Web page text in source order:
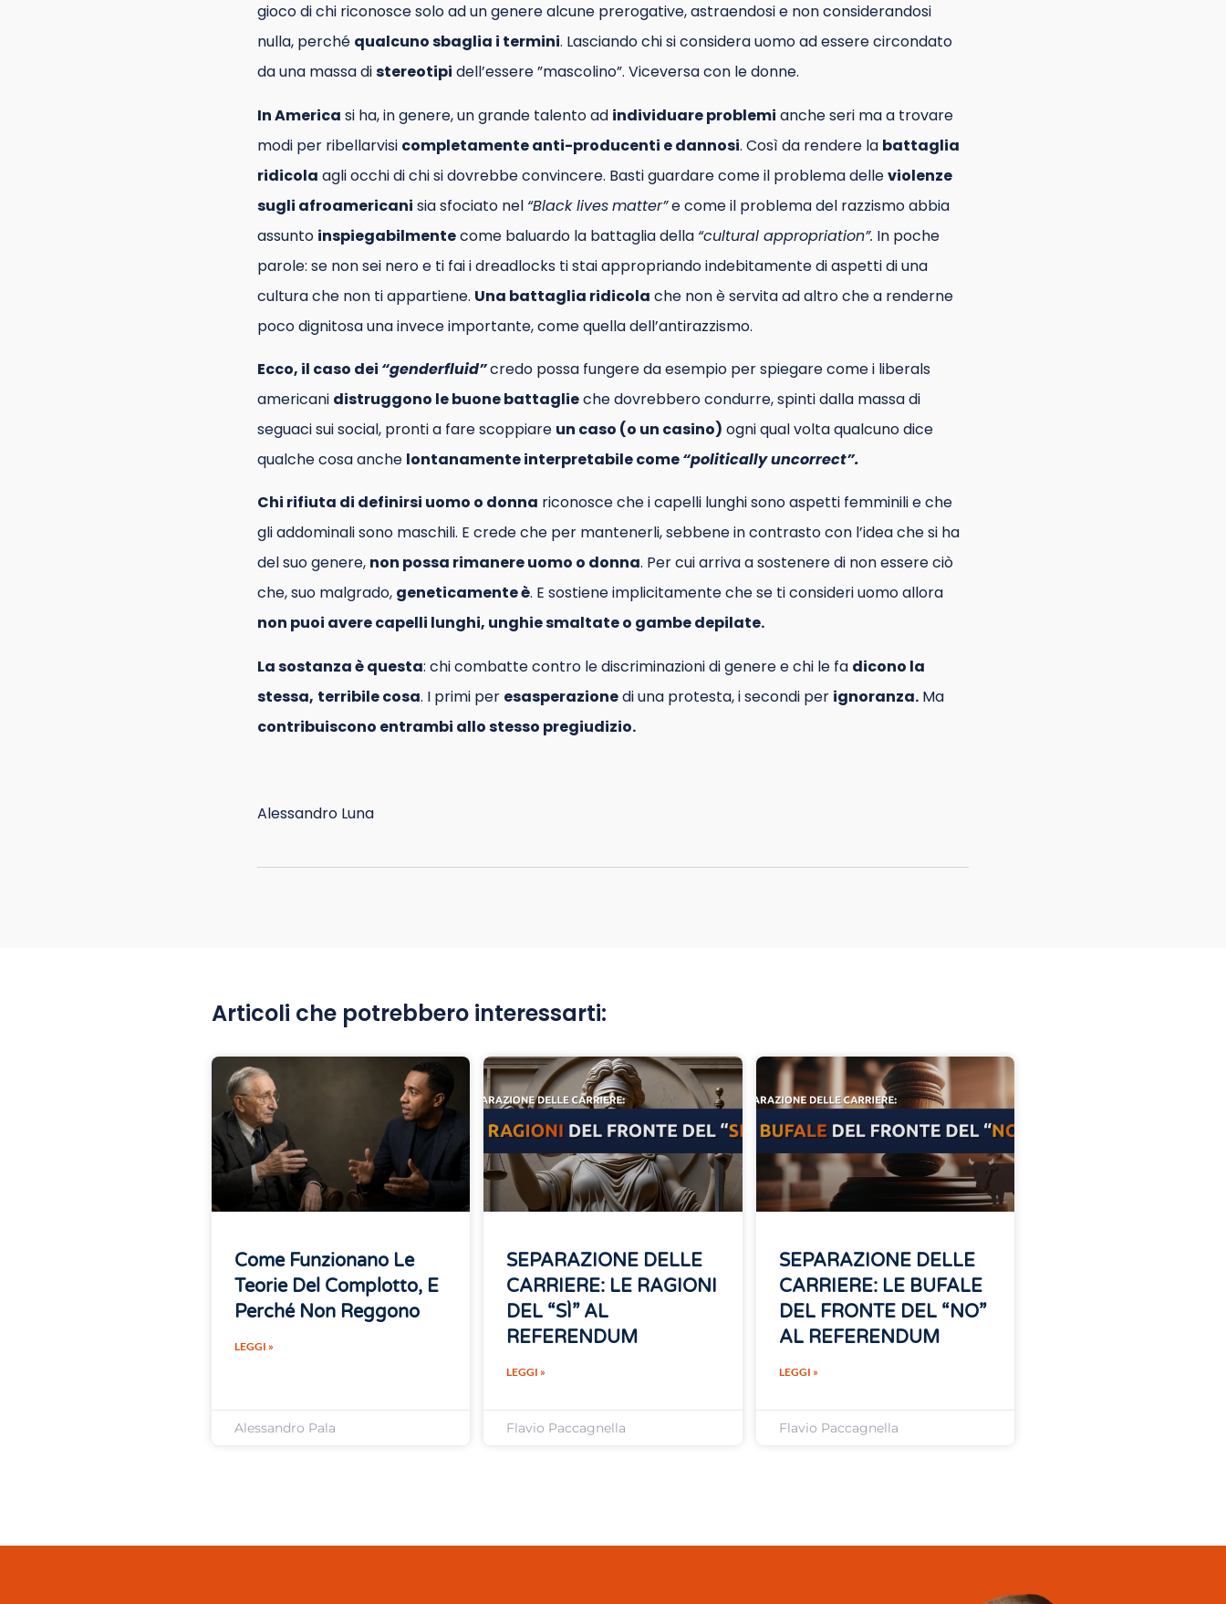
gioco di chi riconosce solo ad un genere alcune prerogative, astraendosi e non considerandosi
nulla, perché qualcuno sbaglia i termini. Lasciando chi si considera uomo ad essere circondato
da una massa distereotipi dell’essere ”mascolino”. Viceversa con le donne.
In America si ha, in genere, un grande talento ad individuare problemi anche seri ma a trovare
modi per ribellarvisi completamente anti-producenti e dannosi. Così da rendere la battaglia
ridicola agli occhi di chi si dovrebbe convincere. Basti guardare come il problema delleviolenze
sugli afroamericani sia sfociato nel “Black livesmatter”e come il problema del razzismo abbia
assunto inspiegabilmentecome baluardo la battaglia della “cultural appropriation”. In poche
parole: se non sei nero e ti fai i dreadlocks ti stai appropriando indebitamente di aspetti di una
cultura che non ti appartiene. Una battaglia ridicola che non è servita ad altro che a renderne
poco dignitosa una invece importante, come quella dell’antirazzismo.
Ecco, il caso dei “genderfluid”credo possa fungere da esempio per spiegare come i liberals
americani distruggono le buone battaglieche dovrebbero condurre, spinti dalla massa di
seguaci sui social, pronti a fare scoppiare un caso (o un casino) ogni qual volta qualcuno dice
qualche cosa anche lontanamente interpretabile come“politically uncorrect”.
Chi rifiuta di definirsi uomo o donna riconosce che i capelli lunghi sono aspetti femminili e che
gli addominali sono maschili. E crede che per mantenerli, sebbene in contrasto con l’idea che si ha
del suo genere, non possa rimanere uomo o donna. Per cui arriva a sostenere di non essere ciò
che, suo malgrado, geneticamente è. E sostiene implicitamente che se ti consideri uomo allora
non puoi avere capelli lunghi, unghie smaltate o gambe depilate.
La sostanza è questa: chi combatte contro le discriminazioni di genere e chi le fa dicono la
stessa, terribile cosa. I primi per esasperazionedi una protesta, i secondi per ignoranza. Ma
contribuiscono entrambi allo stesso pregiudizio.
Alessandro Luna
Articoli che potrebbero interessarti:
Come Funzionano Le
Teorie Del Complotto, E
Perché Non Reggono
LEGGI »
Alessandro Pala
SEPARAZIONE DELLE
CARRIERE: LE RAGIONI
DEL “SÌ” AL
REFERENDUM
LEGGI »
Flavio Paccagnella
SEPARAZIONE DELLE
CARRIERE: LE BUFALE
DEL FRONTE DEL “NO”
AL REFERENDUM
LEGGI »
Flavio Paccagnella